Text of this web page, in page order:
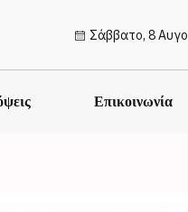
Σάββατο, 8
Επικοινωνία